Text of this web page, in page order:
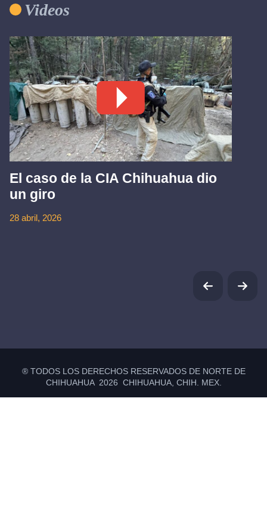
Videos
El caso de la CIA Chihuahua dio
un giro
28 abril, 2026
® TODOS LOS DERECHOS RESERVADOS DE NORTE DE
CHIHUAHUA 2026 CHIHUAHUA, CHIH. MEX.